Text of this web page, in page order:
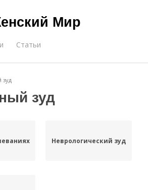
Мир
Статьи
зуд
зуд
Неврологический зуд